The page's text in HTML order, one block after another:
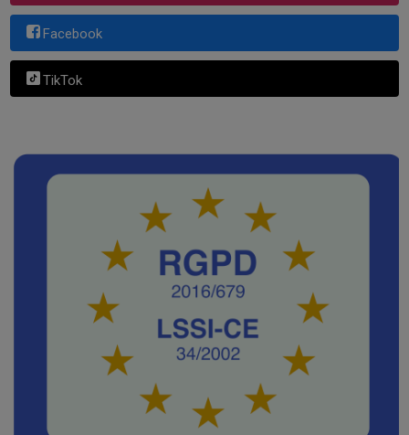
Facebook
TikTok